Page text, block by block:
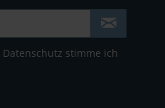
Datenschutz stimme ich